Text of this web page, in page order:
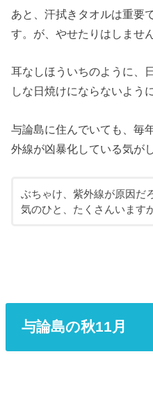
あと、汗拭きタオルは重要
す。が、やせたりはしません
耳なしほういちのように、
しな日焼けにならないよう
与論島に住んでいても、毎
外線が凶暴化している気が
ぶちゃけ、紫外線が原因だ
気のひと、たくさんいます
与論島の秋11月